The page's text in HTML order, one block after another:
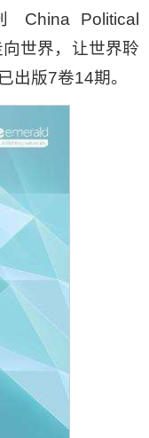
Political
世界，让世界聆
出版7卷14期。